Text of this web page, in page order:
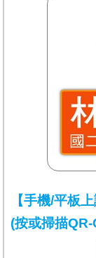
【手機/平板上
(按或掃描